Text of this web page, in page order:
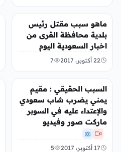
عربي ودولي
ماهو سبب مقتل رئيس
بلدية محافظة القرى من
اخبار السعودية اليوم
22 أكتوبر، 2017 7
عربي ودولي
السبب الحقيقي : مقيم
يمني يضرب شاب سعودي
والإعتداء عليه في السوبر
ماركت صور وفيديو
17 أكتوبر، 2017 5